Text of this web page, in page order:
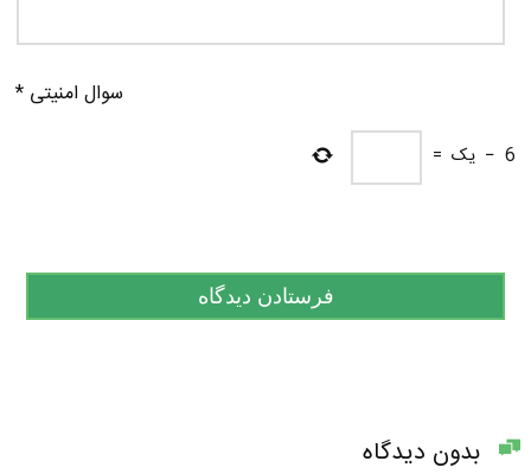
سوال امنیتی *
6
− یک =
بدون دیدگاه